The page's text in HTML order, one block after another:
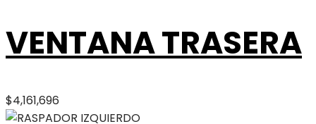
VENTANA TRASERA
$4,161,696